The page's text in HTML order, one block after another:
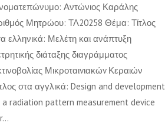
Αντώνιος Καράλης
Μητρώου: ΤΛ20258 Θέμα: Τίτλος
ελληνικά: Μελέτη και ανάπτυξη
διάταξης διαγράμματος
Μικροταιvιακώv Κεραιών
στα αγγλικά: Design and development
radiation pattern measurement device